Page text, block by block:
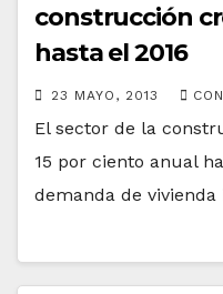
construcción
hasta el 2016
23 MAYO, 2013
El sector de la
15 por ciento anual
demanda de vivienda